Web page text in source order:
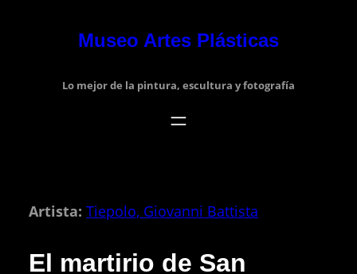
Museo Artes Plásticas
Lo mejor de la pintura, escultura y fotografía
Artista: Tiepolo, Giovanni Battista
El martirio de San